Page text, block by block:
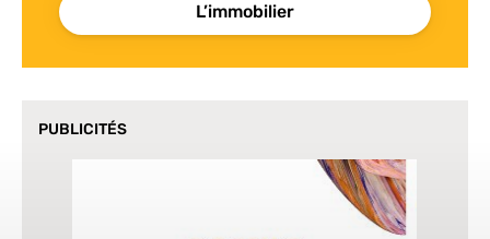
L’immobilier
PUBLICITÉS